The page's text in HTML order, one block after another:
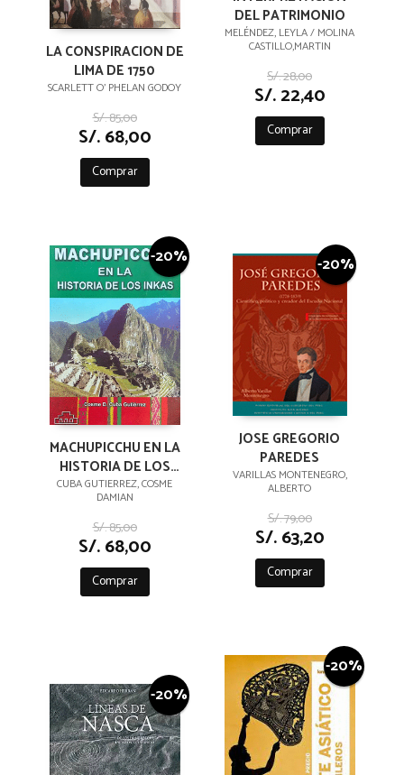
LA CONSPIRACION DE
LIMA DE 1750
SCARLETT O' PHELAN GODOY
S/. 85,00
S/. 68,00
Comprar
DEL PATRIMONIO
MELÉNDEZ, LEYLA / MOLINA
CASTILLO,MARTIN
S/. 28,00
S/. 22,40
Comprar
-20%
MACHUPICCHU EN LA
HISTORIA DE LOS
INKAS
CUBA GUTIERREZ, COSME
DAMIAN
S/. 85,00
S/. 68,00
Comprar
-20%
JOSE GREGORIO
PAREDES
VARILLAS MONTENEGRO,
ALBERTO
S/. 79,00
S/. 63,20
Comprar
-20%
-20%